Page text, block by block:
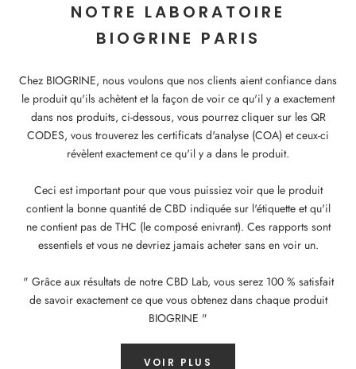
NOTRE LABORATOIRE
BIOGRINE PARIS
Chez BIOGRINE, nous voulons que nos clients aient confiance dans
le produit qu'ils achètent et la façon de voir ce qu'il y a exactement
dans nos produits, ci-dessous, vous pourrez cliquer sur les QR
CODES, vous trouverez les certificats d'analyse (COA) et ceux-ci
révèlent exactement ce qu'il y a dans le produit.
Ceci est important pour que vous puissiez voir que le produit
contient la bonne quantité de CBD indiquée sur l'étiquette et qu'il
ne contient pas de THC (le composé enivrant). Ces rapports sont
essentiels et vous ne devriez jamais acheter sans en voir un.
" Grâce aux résultats de notre CBD Lab, vous serez 100 % satisfait
de savoir exactement ce que vous obtenez dans chaque produit
BIOGRINE "
VOIR PLUS